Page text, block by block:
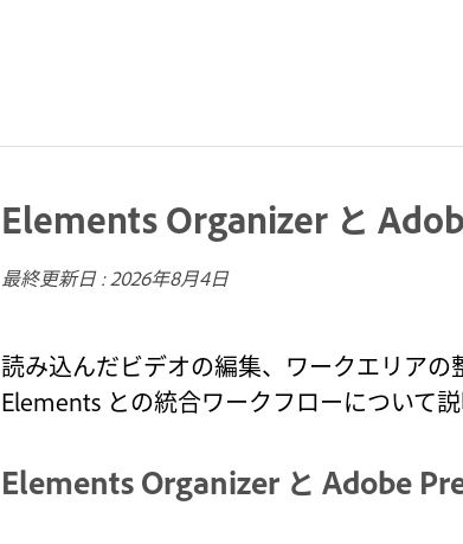
Elements Organizer と
最終更新日 :2026年8月4日
読み込んだビデオの編集、ワークエリア
Elements との統合ワークフローについて説
Elements Organizer と Adobe